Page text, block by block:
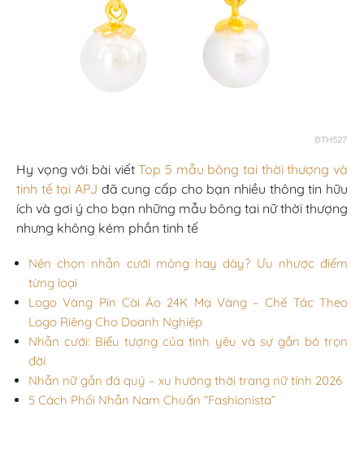
Hy vọng với bài viếtTop 5 mẫu bông tai thời thượng và
tinh tế tại APJ đã cung cấp cho bạn nhiều thông tin hữu
ích và gơi ý cho bạn những mẫu bông tai nữ thời thượng
nhưng không kém phần tinh tế
Nên chọn nhẫn cưới mỏng hay dày? Ưu nhược điểm
từng loại
Logo Vàng Pin Cài Áo 24K Mạ Vàng – Chế Tác Theo
Logo Riêng Cho Doanh Nghiệp
Nhẫn cưới: Biểu tượng của tình yêu và sự gắn bó trọn
đời
Nhẫn nữ gắn đá quý – xu hướng thời trang nữ tính 2026
5 Cách Phối Nhẫn Nam Chuẩn “Fashionista”